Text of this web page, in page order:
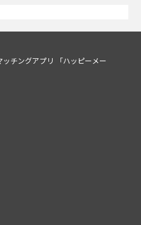
チングアプリ 「ハッピーメー